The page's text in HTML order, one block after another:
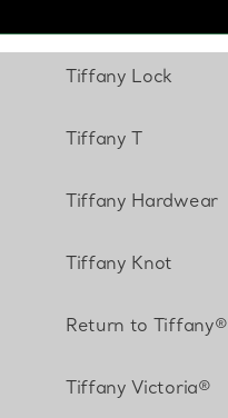
Elsa Peretti®
Tiffany Lock
Tiffany T
Tiffany Hardwear
Tiffany Knot
Return to Tiffany®
Tiffany Victoria®